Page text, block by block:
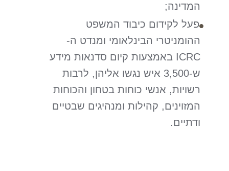
המדינה;
פעל לקידום כיבוד המשפט
ההומניטרי הבינלאומי ומנדט ה-
ICRC באמצעות קיום סדנאות מידע
ש-3,500 איש נגשו אליהן, לרבות
רשויות, אנשי כוחות בטחון והכוחות
המזוינים, קהילות ומנהיגים שבטיים
ודתיים.